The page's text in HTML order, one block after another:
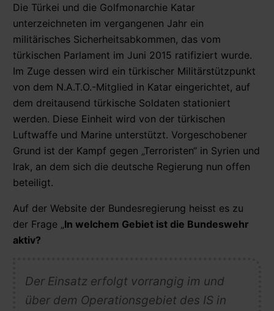
Die Türkei und die Golfmonarchie Katar
unterzeichneten im vergangenen Jahr ein
militärisches Sicherheitsabkommen, das vom
türkischen Parlament im Juni 2015 ratifiziert wurde.
Im Zuge dessen wird ein türkischer Militärstützpunkt
von dem N.A.T.O.-Mitglied in Katar eingerichtet, auf
dem dreitausend türkische Soldaten stationiert
werden. Diese Einheit wird von der türkischen
Luftwaffe und Marine unterstützt. Vorgeschobener
Grund ist der Kampf gegen „Terroristen“ in Syrien und
Irak, an dem sich die deutsche Regierung nun offen
beteiligt.
Auf der Website der Bundesregierung heisst es zu
der Frage „In welchem Gebiet ist die Bundeswehr
aktiv?
Der Einsatz erfolgt vorrangig im und
über dem Operationsgebiet des IS in